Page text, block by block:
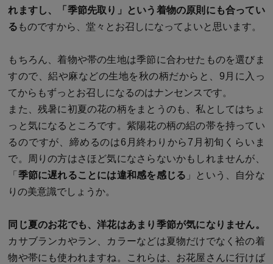
れますし、「季節先取り」という着物の原則にも合ってい
る ものですから、堂々とお召しになってよいと思います。
もちろん、着物や帯の生地は季節に合わせたものを選びま
すので、絽や麻などの生地を秋の柄だからと、9月に入っ
てからもずっとお召しになるのはナンセンスです。
また、残暑に初夏の花の柄をまとうのも、私としてはちょ
っと気になるところです。紫陽花の柄の絽の帯を持ってい
るのですが、締めるのは6月終わりから7月初旬くらいま
で。周りの方はさほど気になさらないかもしれませんが、
「季節に遅れることには違和感を感じる 」という、自分な
りの美意識でしょうか。
同じ夏のお花でも、洋花はあまり季節が気になりません。
カサブランカやラン、カラーなどは夏物だけでなく袷の着
物や帯にも使われますね。これらは、お花屋さんに行けば